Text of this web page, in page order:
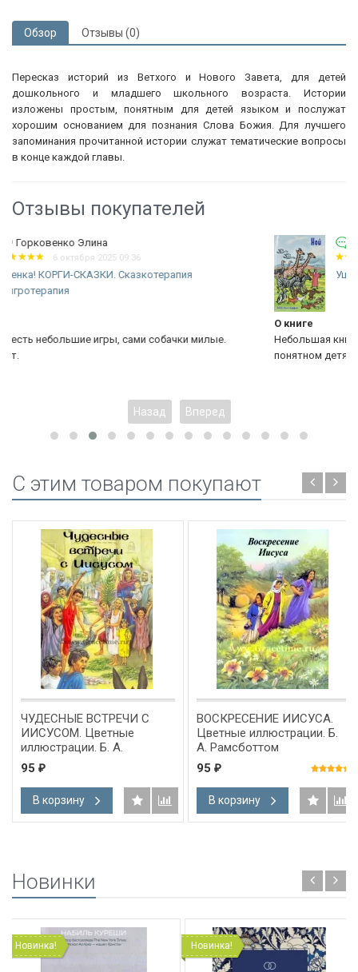
Обзор Отзывы (0)
Пересказ историй из Ветхого и Нового Завета, для детей
дошкольного и младшего школьного возраста. Истории
изложены простым, понятным для детей языком и послужат
хорошим основанием для познания Слова Божия. Для лучшего
запоминания прочитанной истории служат тематические вопросы
в конце каждой главы.
Отзывы покупателей
Уценка! НОЙ. Китти Анна Грифитс
Небольшая книжка, но очень интересная. Написана на
Назад Вперед
C этим товаром покупают
ЧУДЕСНЫЕ ВСТРЕЧИ С
ИИСУСОМ. Цветные
иллюстрации. Б. А.
Рамсботтом
95 ₽
В корзину
ВОСКРЕСЕНИЕ ИИСУСА.
Цветные иллюстрации. Б.
А. Рамсботтом
95 ₽
В корзину
Новинки
Новинка! Новинка!